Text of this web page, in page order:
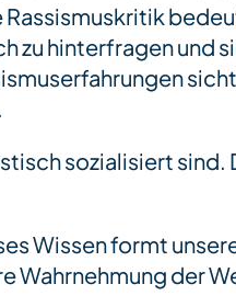
zu hinterfragen und
sozialisiert sind.
Wissen formt
Wahrnehmung der